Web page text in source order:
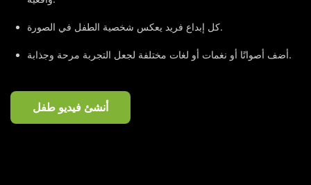
كل إبداع فريد يعكس شخصية الطفل في الصورة.
أضف أصواتًا أو نغمات أو لغات مختلفة لجعل التجربة مرحة وجذابة.
أنشئ فيديو طفل